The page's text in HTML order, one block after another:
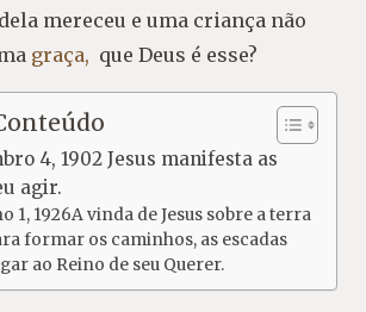
mereceu e uma criança não
graça, que Deus é esse?
4, 1902 Jesus manifesta as
agir.
1, 1926A vinda de Jesus sobre a terra
formar os caminhos, as escadas
ao Reino de seu Querer.